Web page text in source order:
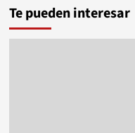
Te pueden interesar